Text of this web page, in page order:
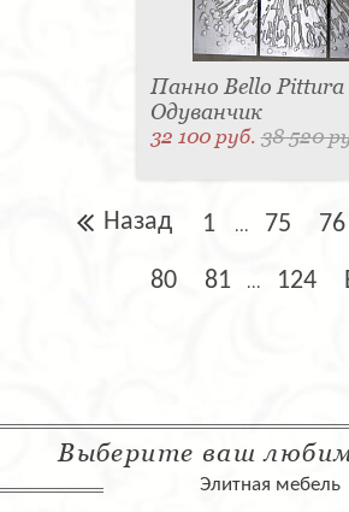
Панно Bello Pittura
Одуванчик
32 100 руб.38 520
Назад 1 ... 75 76
80 81 ... 124
Выберите ваш
Элитная мебель